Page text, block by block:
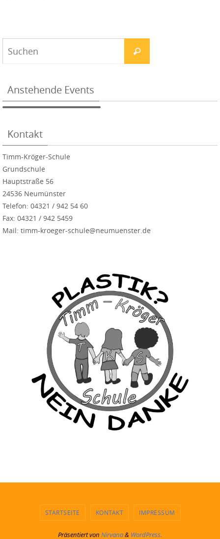
Anstehende Events
Kontakt
Timm-Kröger-Schule
Grundschule
Hauptstraße 56
24536 Neumünster
Telefon: 04321 / 942 54 60
Fax: 04321 / 942 5459
Mail: timm-kroeger-schule@neumuenster.de
STARTSEITE KONTAKT IMPRESSUM
Präsentiert von Nirvana& WordPress.